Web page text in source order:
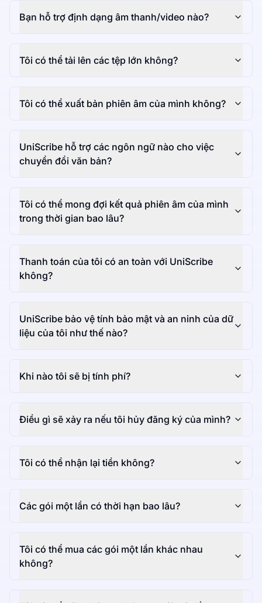
Bạn hỗ trợ định dạng âm thanh/video nào?
Tôi có thể tải lên các tệp lớn không?
Tôi có thể xuất bản phiên âm của mình không?
UniScribe hỗ trợ các ngôn ngữ nào cho việc
chuyển đổi văn bản?
Tôi có thể mong đợi kết quả phiên âm của mình
trong thời gian bao lâu?
Thanh toán của tôi có an toàn với UniScribe
không?
UniScribe bảo vệ tính bảo mật và an ninh của dữ
liệu của tôi như thế nào?
Khi nào tôi sẽ bị tính phí?
Điều gì sẽ xảy ra nếu tôi hủy đăng ký của mình?
Tôi có thể nhận lại tiền không?
Các gói một lần có thời hạn bao lâu?
Tôi có thể mua các gói một lần khác nhau
không?